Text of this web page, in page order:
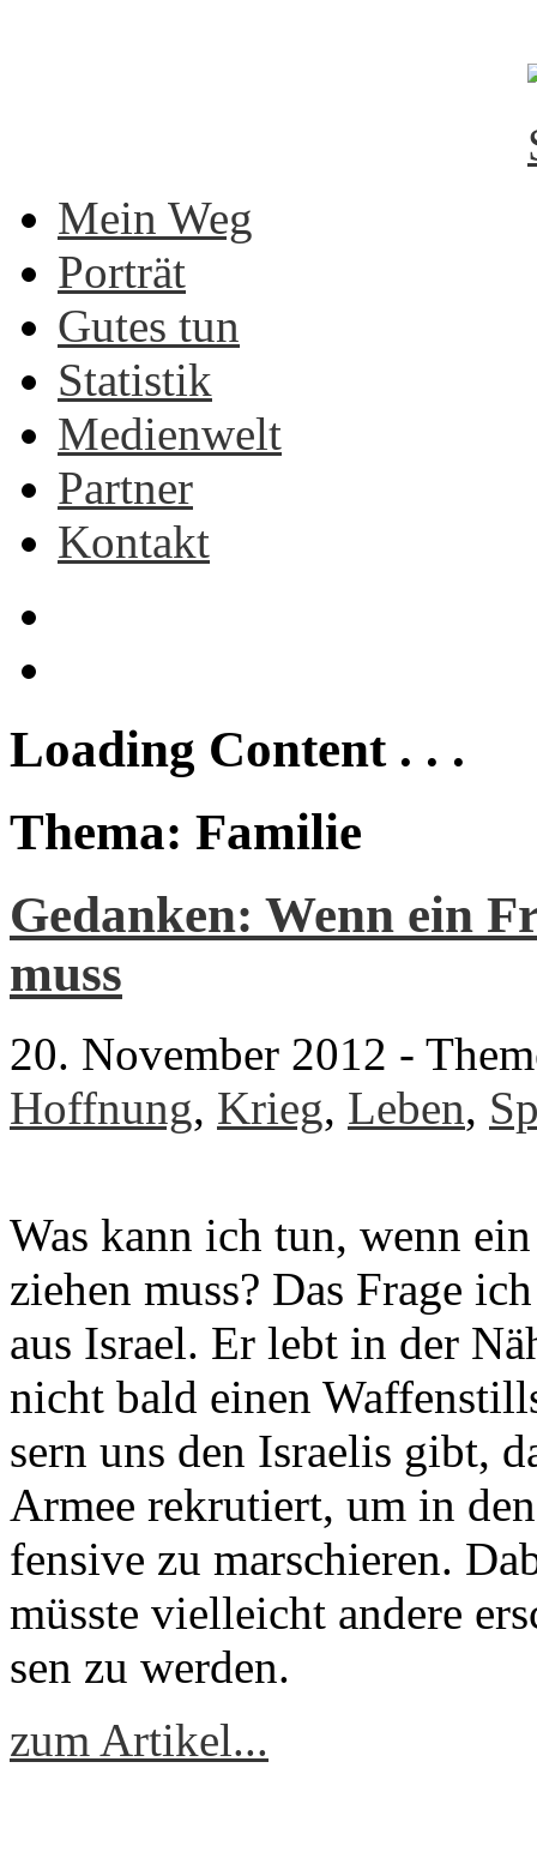
Mein Weg
Porträt
Gutes tun
Statistik
Medienwelt
Partner
Kontakt
Loading Content . . .
Thema: Familie
Gedanken: Wenn ein
muss
20. November 2012 -
Hoffnung, Krieg, Leben,
Was kann ich tun, wenn
zie­hen muss? Das Fra­ge
aus Is­ra­el. Er lebt in der
nicht bald ei­nen
sern uns den Is­rae­lis gibt,
Ar­mee re­kru­tiert, um in
fen­si­ve zu mar­schie­ren.
müss­te viel­leicht an­de­re
sen zu wer­den.
zum Artikel...